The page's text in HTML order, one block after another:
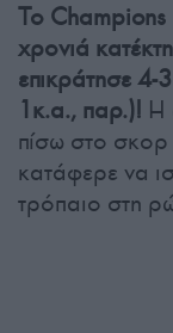
Το Champions
χρονιά
επικράτησε 4-
1κ.α., παρ.)! Η
πίσω στο
κατάφερε να
τρόπαιο στη